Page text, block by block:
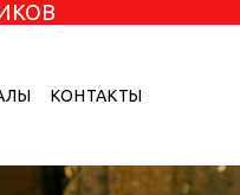
КОНТАКТЫ